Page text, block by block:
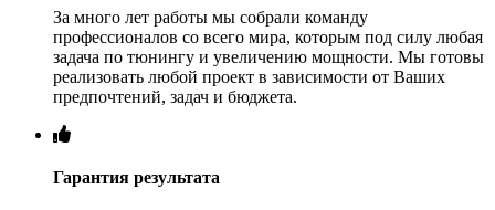
За много лет работы мы собрали команду
профессионалов со всего мира, которым под силу любая
задача по тюнингу и увеличению мощности. Мы готовы
реализовать любой проект в зависимости от Ваших
предпочтений, задач и бюджета.
Гарантия результата